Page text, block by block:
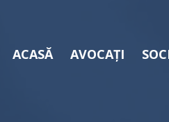
ACASĂ AVOCAȚI